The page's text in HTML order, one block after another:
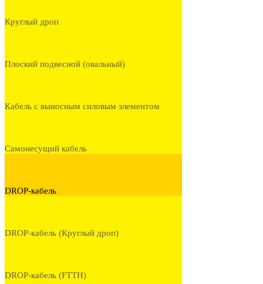
Круглый дроп
Плоский подвесной (овальный)
Кабель с выносным силовым элементом
Самонесущий кабель
DROP-кабель
DROP-кабель (Круглый дроп)
DROP-кабель (FTTH)